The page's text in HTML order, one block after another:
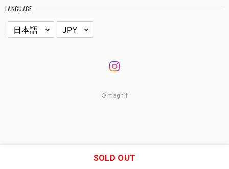
LANGUAGE
© magnif
SOLD OUT